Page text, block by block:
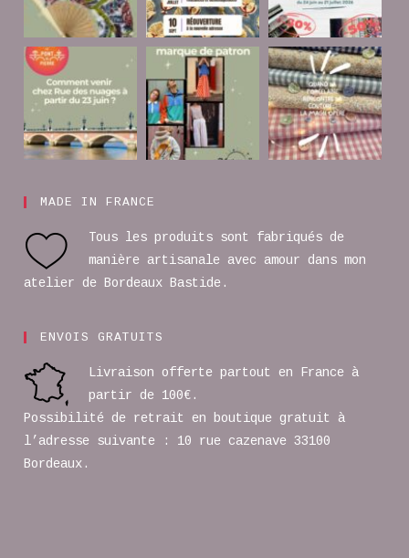
MADE IN FRANCE
Tous les produits sont fabriqués de
manière artisanale avec amour dans mon
atelier de Bordeaux Bastide.
ENVOIS GRATUITS
Livraison offerte partout en France à
partir de 100€.
Possibilité de retrait en boutique gratuit à
l’adresse suivante : 10 rue cazenave 33100
Bordeaux.